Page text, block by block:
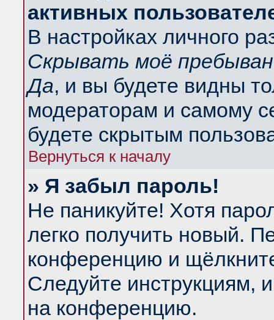
активных
В настройках личного
Скрывать моё
Да, и вы будете видны
модераторам и самому
будете скрытым
Вернуться к началу
» Я забыл пароль!
Не паникуйте! Хотя
легко получить новый.
конференцию и
Следуйте инструкциям,
на конференцию.